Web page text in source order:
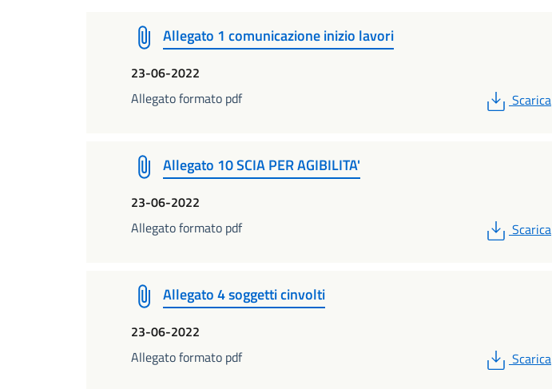
Allegato 1 comunicazione inizio lavori
23-06-2022
Allegato formato pdf
PDF
Scarica
Allegato 10 SCIA PER AGIBILITA'
23-06-2022
Allegato formato pdf
PDF
Scarica
Allegato 4 soggetti cinvolti
23-06-2022
Allegato formato pdf
PDF
Scarica